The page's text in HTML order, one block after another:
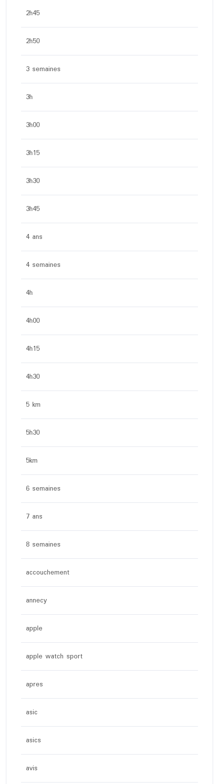
2h45
2h50
3 semaines
3h
3h00
3h15
3h30
3h45
4 ans
4 semaines
4h
4h00
4h15
4h30
5 km
5h30
5km
6 semaines
7 ans
8 semaines
accouchement
annecy
apple
apple watch sport
apres
asic
asics
avis